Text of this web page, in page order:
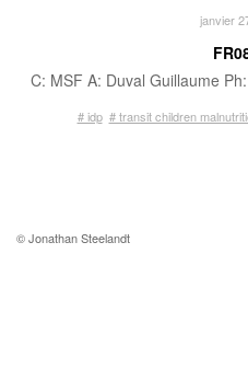
janvier
C: MSF A: Duval Guillaume
# idp # transit children
© Jonathan Steelandt